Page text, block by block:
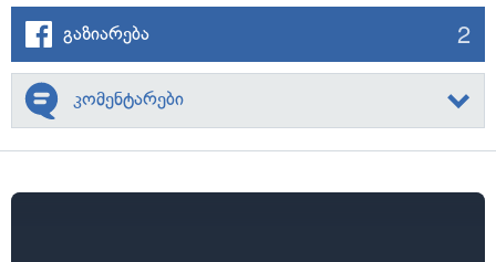
გაზიარება 2
კომენტარები